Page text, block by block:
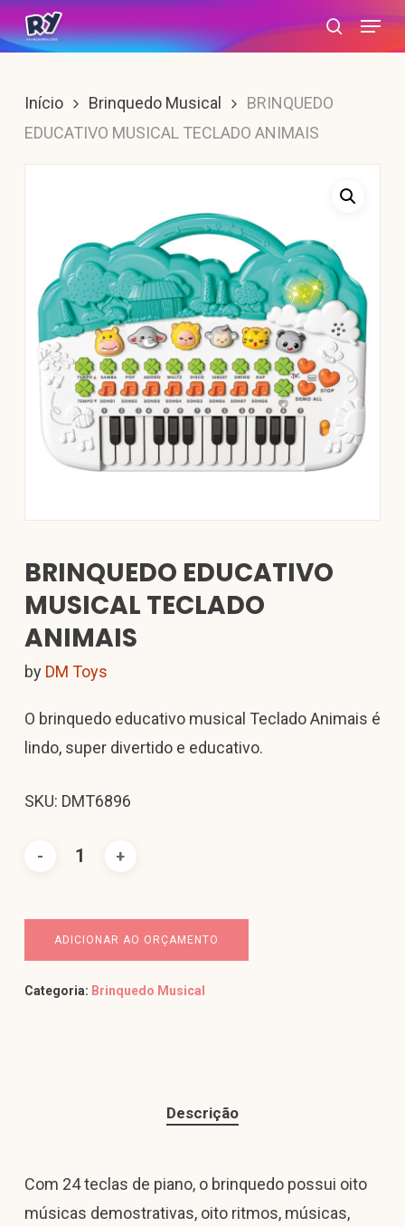
Skip
to
content
search
Menu
Início Brinquedo Musical
BRINQUEDO
EDUCATIVO MUSICAL TECLADO ANIMAIS
BRINQUEDO EDUCATIVO
MUSICAL TECLADO
ANIMAIS
by DM Toys
O brinquedo educativo musical Teclado Animais é
lindo, super divertido e educativo.
SKU: DMT6896
ADICIONAR AO ORÇAMENTO
Categoria: Brinquedo Musical
Descrição
Com 24 teclas de piano, o brinquedo possui oito
músicas demostrativas, oito ritmos, músicas,